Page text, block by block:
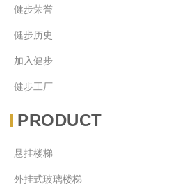
健步荣誉
健步历史
加入健步
健步工厂
PRODUCT
悬挂楼梯
外挂式玻璃楼梯